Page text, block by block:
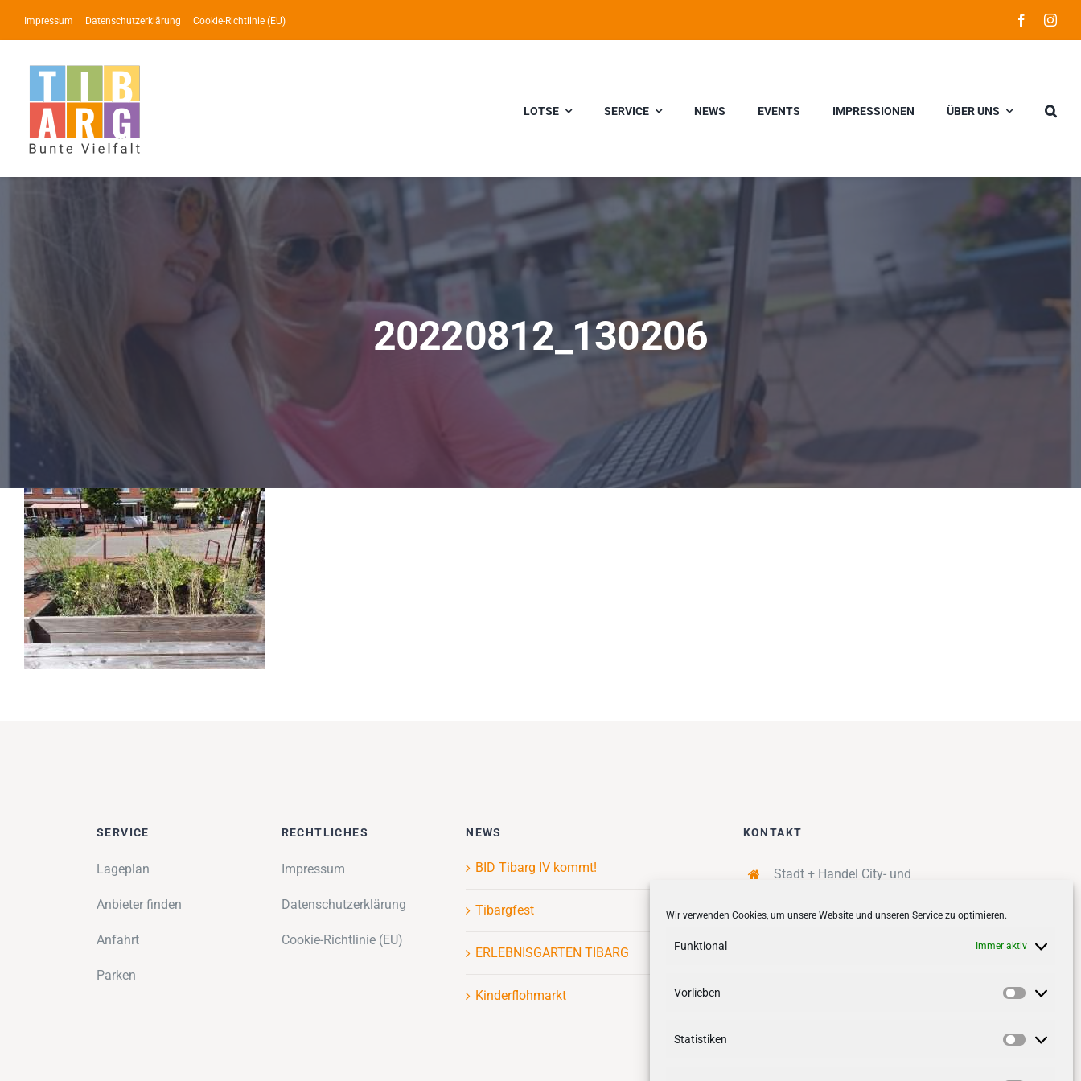
Wir verwenden Cookies, um unsere Website und unseren Service zu optimieren.
Funktional Immer aktiv
Vorlieben
Statistiken
Inhalt
springen
Impressum Datenschutzerklärung Cookie-Richtlinie (EU)
LOTSE SERVICE NEWS EVENTS IMPRESSIONEN ÜBER UNS
20220812_130206
SERVICE
Lageplan
Anbieter finden
Anfahrt
Parken
RECHTLICHES
Impressum
Datenschutzerklärung
Cookie-Richtlinie (EU)
NEWS
BID Tibarg IV kommt!
Tibargfest
ERLEBNISGARTEN TIBARG
Kinderflohmarkt
KONTAKT
Stadt + Handel City- und
Quartiersmanagement